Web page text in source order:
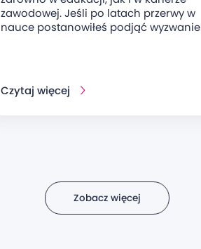
zawodowej. Jeśli po latach przerwy w
nauce postanowiłeś podjąć wyzwanie
Czytaj więcej
Zobacz więcej